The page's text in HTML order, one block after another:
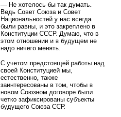
— Не хотелось бы так думать.
Ведь Совет Союза и Совет
Национальностей у нас всегда
были равны, и это закреплено в
Конституции СССР. Думаю, что в
этом отношении и в будущем не
надо ничего менять.
С учетом предстоящей работы над
своей Конституцией мы,
естественно, также
заинтересованы в том, чтобы в
новом Союзном договоре были
четко зафиксированы субъекты
будущего Союза ССР.